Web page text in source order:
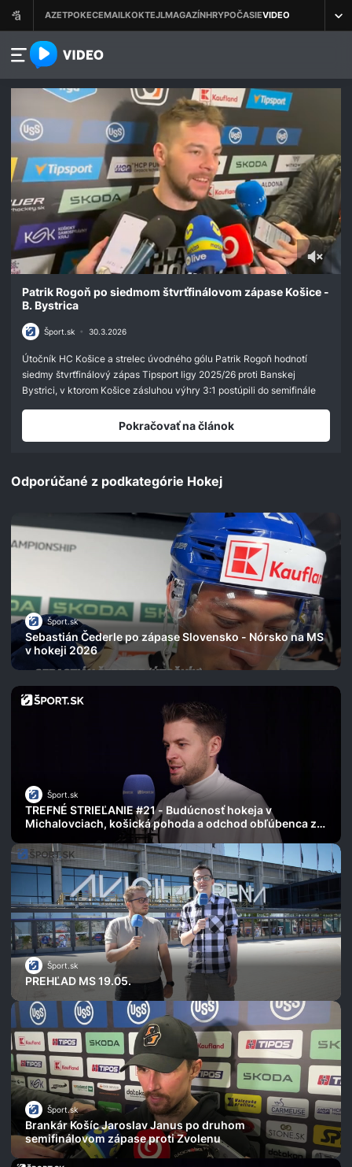
azet.video.sk
seconds
minute,
seconds
Patrik Rogoň po siedmom štvrťfinálovom zápase Košice -
B. Bystrica
Šport.sk • 30.3.2026
Útočník HC Košice a strelec úvodného gólu Patrik Rogoň hodnotí
siedmy štvrťfinálový zápas Tipsport ligy 2025/26 proti Banskej
Bystrici, v ktorom Košice zásluhou výhry 3:1 postúpili do semifinále
Pokračovať na článok
Odporúčané z podkategórie Hokej
Šport.sk
Sebastián Čederle po zápase Slovensko - Nórsko na MS
v hokeji 2026
Šport.sk
TREFNÉ STRIEĽANIE #21 - Budúcnosť hokeja v
Michalovciach, košická pohoda a odchod obľúbenca z
Šport.sk
PREHĽAD MS 19.05.
Šport.sk
Brankár Košíc Jaroslav Janus po druhom
semifinálovom zápase proti Zvolenu